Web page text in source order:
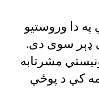
په دا وروستیو
ډېر سوی دی.
مشرتابه
کي د پوځي